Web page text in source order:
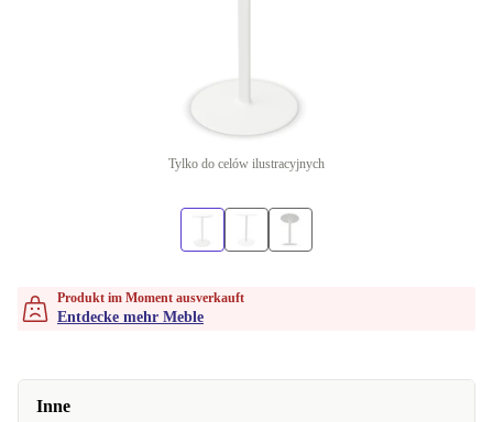
Tylko do celów ilustracyjnych
Produkt im Moment ausverkauft
Entdecke mehr Meble
Inne